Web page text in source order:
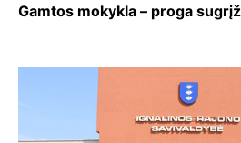
Gamtos mokykla – proga